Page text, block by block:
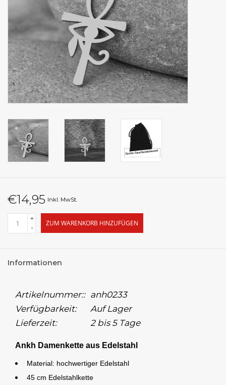
€14,95 Inkl. MwSt.
+
-
ZUM WARENKORB HINZUFÜGEN
Informationen
Artikelnummer:: anh0233
Verfügbarkeit:
Auf Lager
Lieferzeit:
2 bis 5 Tage
Ankh Damenkette aus Edelstahl
Material: hochwertiger Edelstahl
45 cm Edelstahlkette